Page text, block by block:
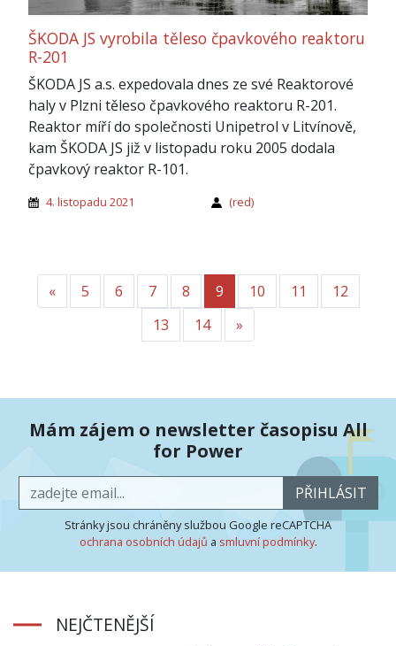
ŠKODA JS vyrobila těleso čpavkového reaktoru
R-201
ŠKODA JS a.s. expedovala dnes ze své Reaktorové
haly v Plzni těleso čpavkového reaktoru R-201.
Reaktor míří do společnosti Unipetrol v Litvínově,
kam ŠKODA JS již v listopadu roku 2005 dodala
čpavkový reaktor R-101.
4. listopadu 2021 (red)
«Předchozí
5 6 7 8 9 10 11
12
13
14 »
Mám zájem o newsletter časopisu All
for Power
PŘIHLÁSIT
Stránky jsou chráněny službou Google reCAPTCHA
ochrana osobních údajů a smluvní podmínky.
NEJČTENĚJŠÍ